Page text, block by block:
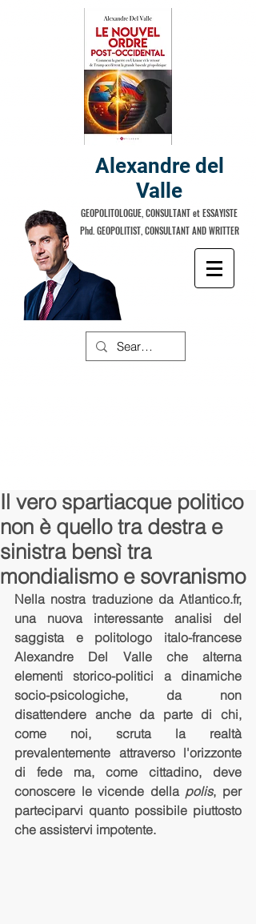
Alexandre del
Valle
GEOPOLITOLOGUE, CONSULTANT et ESSAYISTE
Phd. GEOPOLITIST, CONSULTANT AND WRITTER
Il vero spartiacque politico
non è quello tra destra e
sinistra bensì tra
mondialismo e sovranismo
Nella nostra traduzione da Atlantico.fr,
una nuova interessante analisi del
saggista e politologo italo-francese
Alexandre Del Valle che alterna
elementi storico-politici a dinamiche
socio-psicologiche, da non
disattendere anche da parte di chi,
come noi, scruta la realtà
prevalentemente attraverso l'orizzonte
di fede ma, come cittadino, deve
conoscere le vicende della polis, per
parteciparvi quanto possibile piuttosto
che assistervi impotente.